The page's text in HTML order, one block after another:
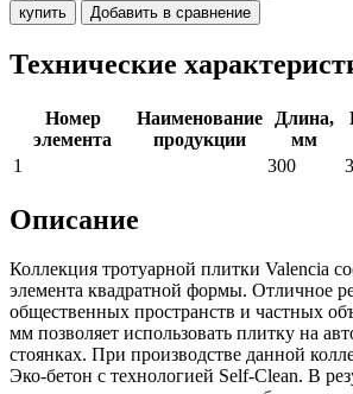
купить Добавить в сравнение
Технические
Номер
элемента
Наименование
продукции
Длина,
мм
1
300
Описание
Коллекция тротуарной плитки Valencia
элемента квадратной формы. Отличное
общественных пространств и частных
мм позволяет использовать плитку на
стоянках. При производстве данной
Эко-бетон с технологией Self-Clean. В